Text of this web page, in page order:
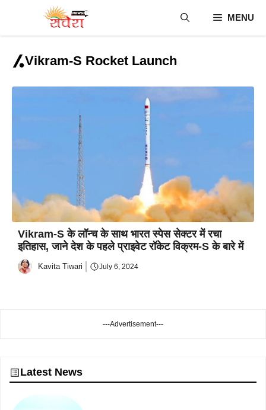
content
MENU
Vikram-S Rocket Launch
Vikram-S के लॉन्च के साथ भारत स्पेस सेक्टर में रचा
इतिहास, जाने देश के पहले प्राइवेट रॉकेट विक्रम-S के बारे में
Kavita Tiwari July 6, 2024
---Advertisement---
Latest News